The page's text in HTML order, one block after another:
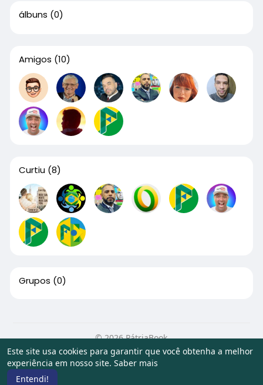
Este site usa cookies para garantir que você obtenha a melhor
experiência em nosso site. Saber mais
Entendi!
álbuns (0)
Amigos (10)
Curtiu (8)
Grupos (0)
© 2026 PátriaBook
Início
Sobre Contato Privacidade
Termos de Uso
Artigos